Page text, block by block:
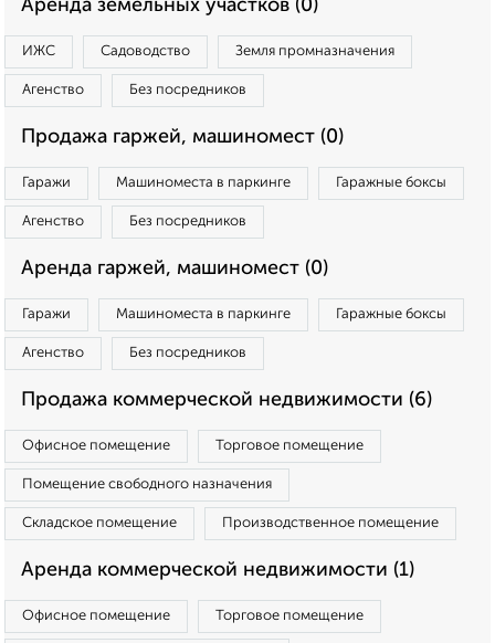
Аренда земельных участков (0)
ИЖС Садоводство Земля промназначения
Агенство Без посредников
Продажа гаржей, машиномест (0)
Гаражи Машиноместа в паркинге Гаражные боксы
Агенство Без посредников
Аренда гаржей, машиномест (0)
Гаражи Машиноместа в паркинге Гаражные боксы
Агенство Без посредников
Продажа коммерческой недвижимости (6)
Офисное помещение Торговое помещение
Помещение свободного назначения
Складское помещение Производственное помещение
Аренда коммерческой недвижимости (1)
Офисное помещение Торговое помещение